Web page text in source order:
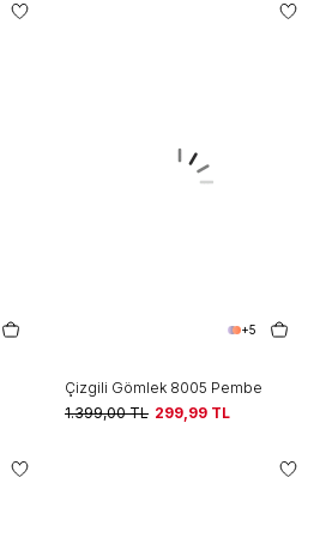
+5
Çizgili Gömlek 8005 Pembe
1.399,00TL 299,99 TL